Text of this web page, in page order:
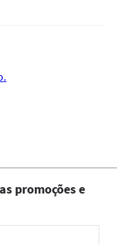
promoções e